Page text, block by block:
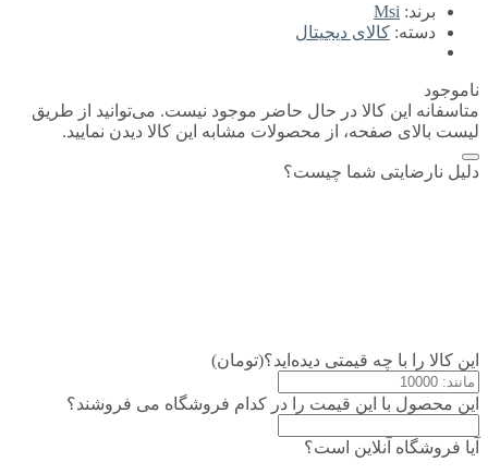
برند: Msi
دسته: کالای دیجیتال
ناموجود
متاسفانه این کالا در حال حاضر موجود نیست. می‌توانید از طریق
لیست بالای صفحه، از محصولات مشابه این کالا دیدن نمایید.
دلیل نارضایتی شما چیست؟
این کالا را با چه قیمتی دیده‌اید؟(تومان)
این محصول با این قیمت را در کدام فروشگاه می فروشند؟
آیا فروشگاه آنلاین است؟